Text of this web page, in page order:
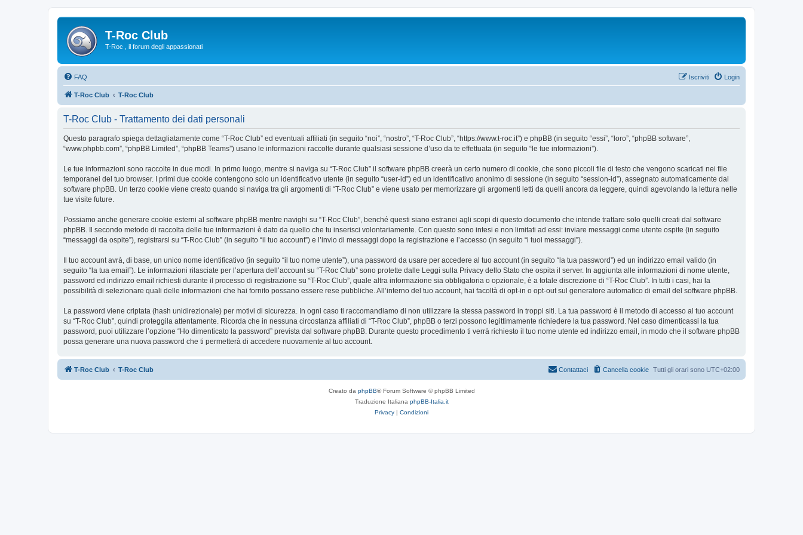
T-Roc Club
T-Roc , il forum degli appassionati
FAQ Login
Iscriviti
T-Roc Club T-Roc Club
T-Roc Club - Trattamento dei dati personali
Questo paragrafo spiega dettagliatamente come “T-Roc Club” ed eventuali affiliati (in seguito “noi”, “nostro”, “T-Roc Club”, “https://www.t-roc.it”) e phpBB (in seguito “essi”, “loro”, “phpBB software”,
“www.phpbb.com”, “phpBB Limited”, “phpBB Teams”) usano le informazioni raccolte durante qualsiasi sessione d’uso da te effettuata (in seguito “le tue informazioni”).
Le tue informazioni sono raccolte in due modi. In primo luogo, mentre si naviga su “T-Roc Club” il software phpBB creerà un certo numero di cookie, che sono piccoli file di testo che vengono scaricati nei file
temporanei del tuo browser. I primi due cookie contengono solo un identificativo utente (in seguito “user-id”) ed un identificativo anonimo di sessione (in seguito “session-id”), assegnato automaticamente dal
software phpBB. Un terzo cookie viene creato quando si naviga tra gli argomenti di “T-Roc Club” e viene usato per memorizzare gli argomenti letti da quelli ancora da leggere, quindi agevolando la lettura nelle
tue visite future.
Possiamo anche generare cookie esterni al software phpBB mentre navighi su “T-Roc Club”, benché questi siano estranei agli scopi di questo documento che intende trattare solo quelli creati dal software
phpBB. Il secondo metodo di raccolta delle tue informazioni è dato da quello che tu inserisci volontariamente. Con questo sono intesi e non limitati ad essi: inviare messaggi come utente ospite (in seguito
“messaggi da ospite”), registrarsi su “T-Roc Club” (in seguito “il tuo account”) e l’invio di messaggi dopo la registrazione e l’accesso (in seguito “i tuoi messaggi”).
Il tuo account avrà, di base, un unico nome identificativo (in seguito “il tuo nome utente”), una password da usare per accedere al tuo account (in seguito “la tua password”) ed un indirizzo email valido (in
seguito “la tua email”). Le informazioni rilasciate per l’apertura dell’account su “T-Roc Club” sono protette dalle Leggi sulla Privacy dello Stato che ospita il server. In aggiunta alle informazioni di nome utente,
password ed indirizzo email richiesti durante il processo di registrazione su “T-Roc Club”, quale altra informazione sia obbligatoria o opzionale, è a totale discrezione di “T-Roc Club”. In tutti i casi, hai la
possibilità di selezionare quali delle informazioni che hai fornito possano essere rese pubbliche. All’interno del tuo account, hai facoltà di opt-in o opt-out sul generatore automatico di email del software phpBB.
La password viene criptata (hash unidirezionale) per motivi di sicurezza. In ogni caso ti raccomandiamo di non utilizzare la stessa password in troppi siti. La tua password è il metodo di accesso al tuo account
su “T-Roc Club”, quindi proteggila attentamente. Ricorda che in nessuna circostanza affiliati di “T-Roc Club”, phpBB o terzi possono legittimamente richiedere la tua password. Nel caso dimenticassi la tua
password, puoi utilizzare l’opzione “Ho dimenticato la password” prevista dal software phpBB. Durante questo procedimento ti verrà richiesto il tuo nome utente ed indirizzo email, in modo che il software phpBB
possa generare una nuova password che ti permetterà di accedere nuovamente al tuo account.
T-Roc Club T-Roc Club Tutti gli orari sono UTC+02:00
Cancella cookie
Contattaci
Creato da phpBB® Forum Software © phpBB Limited
Traduzione Italiana phpBB-Italia.it
Privacy | Condizioni